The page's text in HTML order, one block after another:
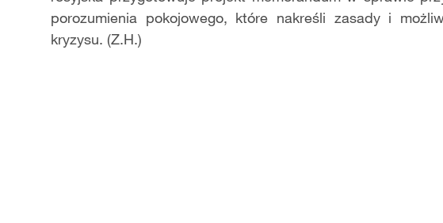
porozumienia pokojowego, które nakreśli zasady i
kryzysu. (Z.H.)